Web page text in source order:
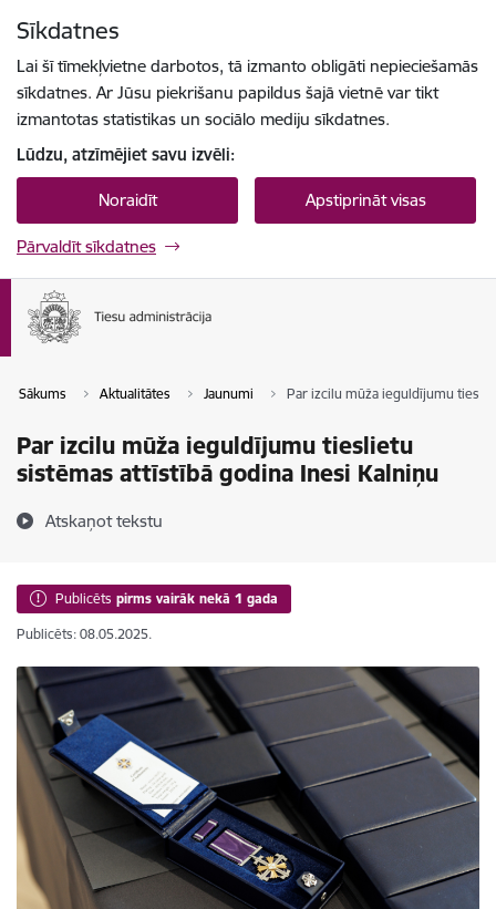
Sīkdatnes
Lai šī tīmekļvietne darbotos, tā izmanto obligāti nepieciešamās
sīkdatnes. Ar Jūsu piekrišanu papildus šajā vietnē var tikt
izmantotas statistikas un sociālo mediju sīkdatnes.
Lūdzu, atzīmējiet savu izvēli:
Noraidīt Apstiprināt visas
Pārvaldīt sīkdatnes
Sākums Aktualitātes Jaunumi Par izcilu mūža ieguldījumu
Par izcilu mūža ieguldījumu tieslietu
sistēmas attīstībā godina Inesi Kalniņu
Atskaņot tekstu
Publicēts pirms vairāk nekā 1 gada
Publicēts: 08.05.2025.